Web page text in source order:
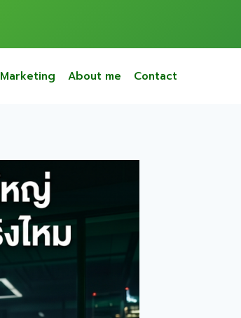
Marketing About me Contact